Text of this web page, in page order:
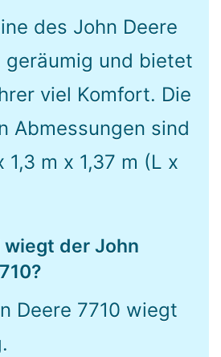
des John Deere
geräumig und bietet
viel Komfort. Die
Abmessungen sind
1,3 m x 1,37 m (L x
wiegt der John
Deere 7710 wiegt